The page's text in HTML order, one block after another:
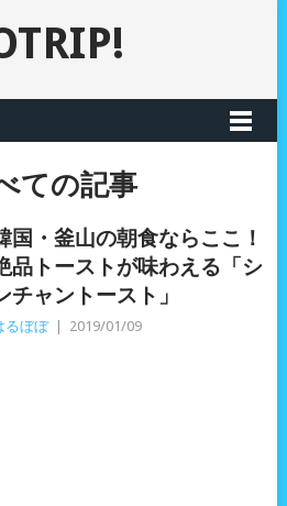
ての記事
国・釜山の朝食ならここ！
品トーストが味わえる「シ
チャントースト」
るぼぼ 2019/01/09